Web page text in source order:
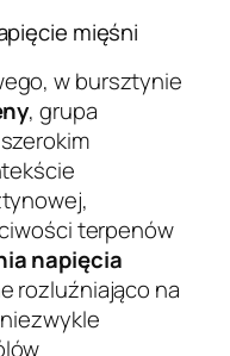
mięśni
w bursztynie
, grupa
terpenów
napięcia
rozluźniająco na